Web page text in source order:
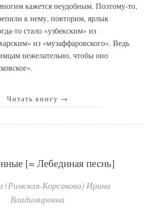
кажется неудобным. Поэтому-то,
к нему, повторим, ярлык
то стало «узбекским» из
из «музаффаровского». Ведь
нежелательно, чтобы оно
Читать книгу →
[= Лебединая песнь]
(Римская-Корсакова) Ирина
Владимировна